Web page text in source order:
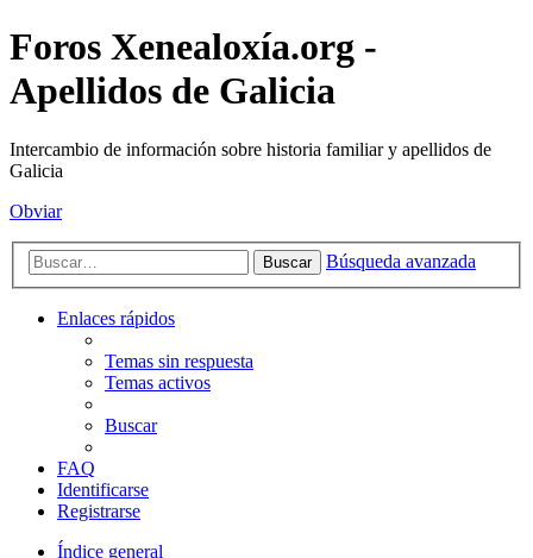
Foros Xenealoxía.org -
Apellidos de Galicia
Intercambio de información sobre historia familiar y apellidos de
Galicia
Obviar
Buscar Búsqueda avanzada
Enlaces rápidos
Temas sin respuesta
Temas activos
Buscar
FAQ
Identificarse
Registrarse
Índice general